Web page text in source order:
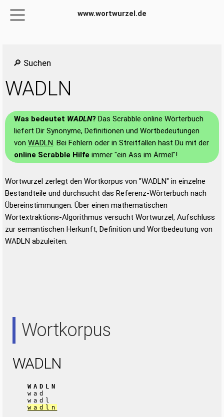
www.wortwurzel.de
🔎 Suchen
WADLN
Was bedeutet WADLN? Das Scrabble online Wörterbuch
liefert Dir Synonyme, Definitionen und Wortbedeutungen
von WADLN. Bei Fehlern oder in Streitfällen hast Du mit der
online Scrabble Hilfe immer "ein Ass im Ärmel"!
Wortwurzel zerlegt den Wortkorpus von "WADLN" in einzelne
Bestandteile und durchsucht das Referenz-Wörterbuch nach
Übereinstimmungen. Über einen mathematischen
Wortextraktions-Algorithmus versucht Wortwurzel, Aufschluss
zur semantischen Herkunft, Definition und Wortbedeutung von
WADLN abzuleiten.
Wortkorpus
WADLN
WADLN
wad
wadl
wadln